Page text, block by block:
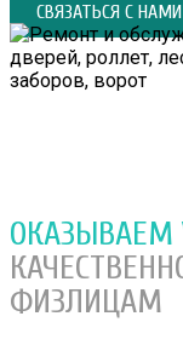
СВЯЗАТЬСЯ С НАМИ
ОКАЗЫВАЕМ
ФИЗЛИЦАМ